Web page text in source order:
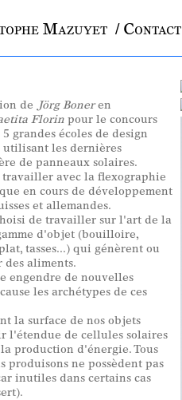
Mazuyet / Contact
de Jörg Boneren
Florin pour le concours
grandes écoles de design
utilisant les dernières
de panneaux solaires.
travailler avec la flexographie
en cours de développement
et allemandes.
de travailler sur l'art de la
d'objet (bouilloire,
tasses...) qui génèrent ou
des aliments.
engendre de nouvelles
les archétypes de ces
la surface de nos objets
l'étendue de cellules solaires
production d'énergie. Tous
produisons ne possèdent pas
inutiles dans certains cas